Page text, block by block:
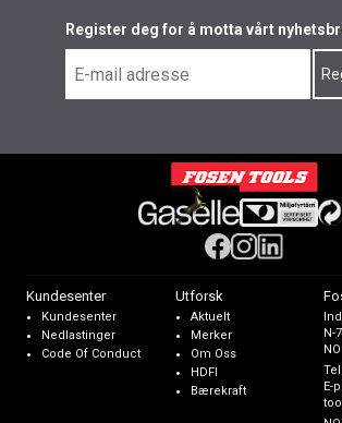
Register deg for å motta vårt
Kundesenter
Kundesenter
Nedlastinger
Code Of Conduct
Utforsk
Aktuelt
Merker
Om Oss
HDFI
Bærekraft
N-
E-